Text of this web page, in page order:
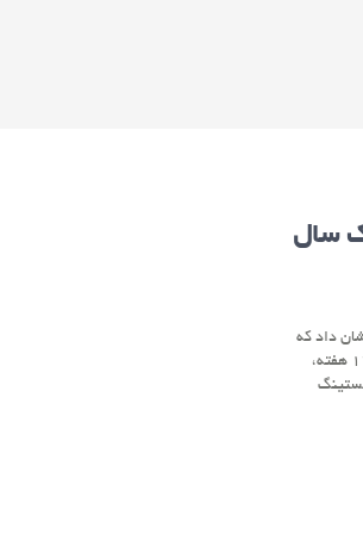
سال
داد که
شرکت در نوعی رژیم فستینگ متناوب به نام غذا خوردن با محدودیت زمانی به مدت ۱۲ هفته،